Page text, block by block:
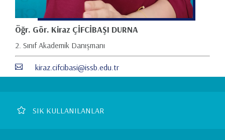
Öğr. Gör. Kiraz ÇİFCİBAŞI DURNA
2. Sınıf Akademik Danışmanı
kiraz.cifcibasi@issb.edu.tr
FooterSIK KULLANILANLAR